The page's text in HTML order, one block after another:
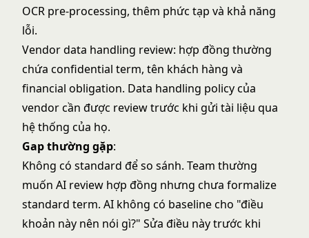
OCR pre-processing, thêm phức tạp và khả năng
lỗi.
Vendor data handling review: hợp đồng thường
chứa confidential term, tên khách hàng và
financial obligation. Data handling policy của
vendor cần được review trước khi gửi tài liệu qua
hệ thống của họ.
Gap thường gặp:
Không có standard để so sánh. Team thường
muốn AI review hợp đồng nhưng chưa formalize
standard term. AI không có baseline cho "điều
khoản này nên nói gì?" Sửa điều này trước khi